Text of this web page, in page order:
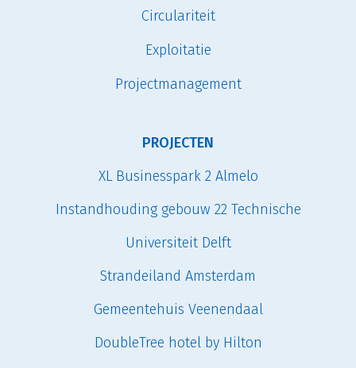
Circulariteit
Exploitatie
Projectmanagement
PROJECTEN
XL Businesspark 2 Almelo
Instandhouding gebouw 22 Technische
Universiteit Delft
Strandeiland Amsterdam
Gemeentehuis Veenendaal
DoubleTree hotel by Hilton